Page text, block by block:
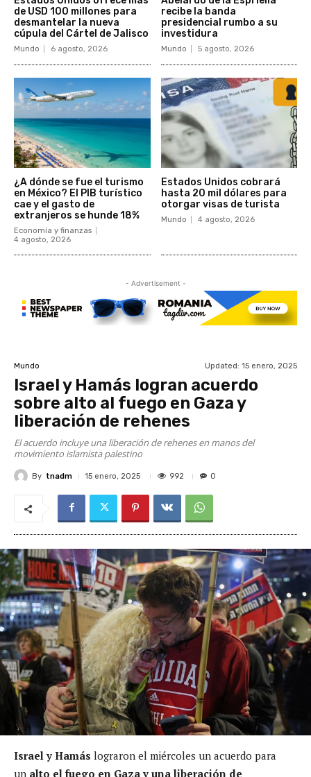
de USD 100 millones para
desmantelar la nueva
cúpula del Cártel de Jalisco
Mundo 6 agosto, 2026
recibe la banda
presidencial rumbo a su
investidura
Mundo 5 agosto, 2026
¿A dónde se fue el turismo
en México? El PIB turístico
cae y el gasto de
extranjeros se hunde 18%
Economía y finanzas
4 agosto, 2026
Estados Unidos cobrará
hasta 20 mil dólares para
otorgar visas de turista
Mundo 4 agosto, 2026
- Advertisement -